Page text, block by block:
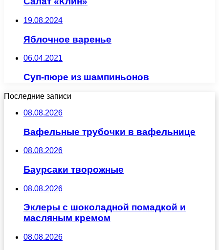
19.08.2024
Яблочное варенье
06.04.2021
Суп-пюре из шампиньонов
Последние записи
08.08.2026
Вафельные трубочки в вафельнице
08.08.2026
Баурсаки творожные
08.08.2026
Эклеры с шоколадной помадкой и
масляным кремом
08.08.2026